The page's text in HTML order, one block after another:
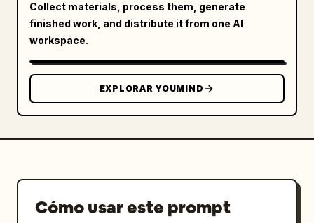
Collect materials, process them, generate
finished work, and distribute it from one AI
workspace.
EXPLORAR YOUMIND
Cómo usar este prompt